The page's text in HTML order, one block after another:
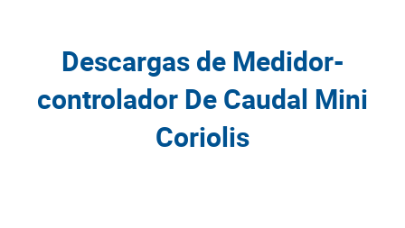
Descargas de Medidor-
controlador De Caudal Mini
Coriolis